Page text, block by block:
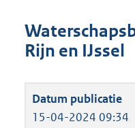
Rijn en IJssel
15-04-2024 09:34